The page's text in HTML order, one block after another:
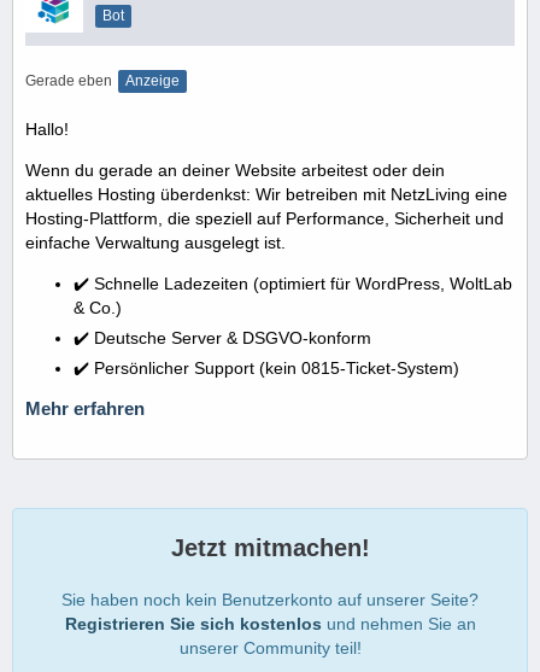
Bot
Gerade eben Anzeige
Hallo!
Wenn du gerade an deiner Website arbeitest oder dein
aktuelles Hosting überdenkst: Wir betreiben mit NetzLiving eine
Hosting-Plattform, die speziell auf Performance, Sicherheit und
einfache Verwaltung ausgelegt ist.
✔️ Schnelle Ladezeiten (optimiert für WordPress, WoltLab
& Co.)
✔️ Deutsche Server & DSGVO-konform
✔️ Persönlicher Support (kein 0815-Ticket-System)
Mehr erfahren
Jetzt mitmachen!
Sie haben noch kein Benutzerkonto auf unserer Seite?
Registrieren Sie sich kostenlos und nehmen Sie an
unserer Community teil!